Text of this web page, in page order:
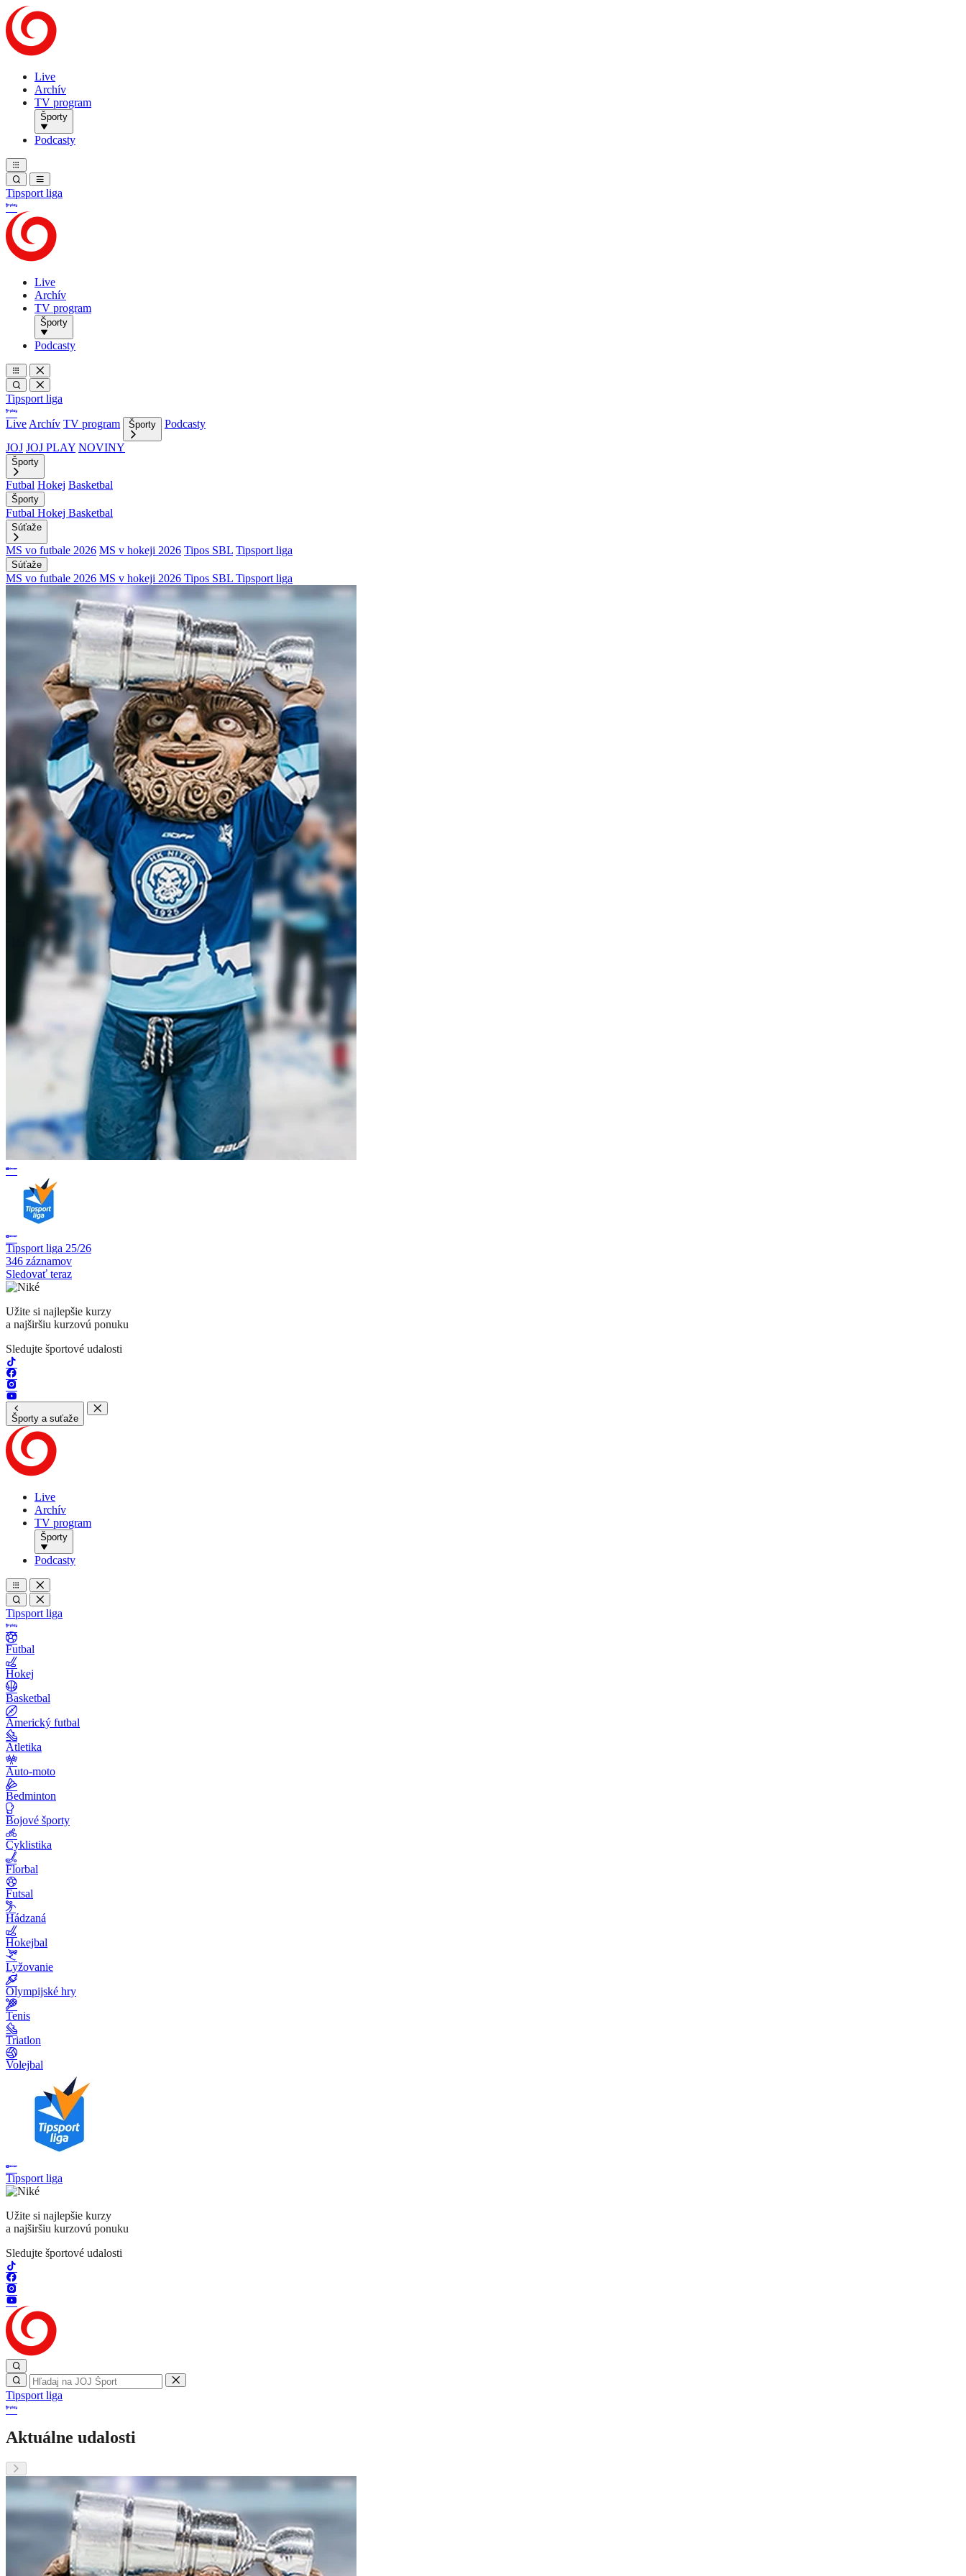
Live
Archív
TV program
Športy
Podcasty
Tipsport liga
Live
Archív
TV program
Športy
Podcasty
Tipsport liga
Live Archív TV program Športy
Podcasty
JOJ JOJ PLAY NOVINY
Športy
Futbal Hokej Basketbal
Športy
Futbal Hokej Basketbal
Súťaže
MS vo futbale 2026 MS v hokeji 2026 Tipos SBL Tipsport liga
Súťaže
MS vo futbale 2026 MS v hokeji 2026 Tipos SBL Tipsport liga
Tipsport liga 25/26
346 záznamov
Sledovať teraz
Užite si najlepšie kurzy
a najširšiu kurzovú ponuku
Sledujte športové udalosti
Športy a suťaže
Live
Archív
TV program
Športy
Podcasty
Tipsport liga
Futbal
Hokej
Basketbal
Americký futbal
Atletika
Auto-moto
Bedminton
Bojové športy
Cyklistika
Florbal
Futsal
Hádzaná
Hokejbal
Lyžovanie
Olympijské hry
Tenis
Triatlon
Volejbal
Tipsport liga
Užite si najlepšie kurzy
a najširšiu kurzovú ponuku
Sledujte športové udalosti
Tipsport liga
Aktuálne udalosti